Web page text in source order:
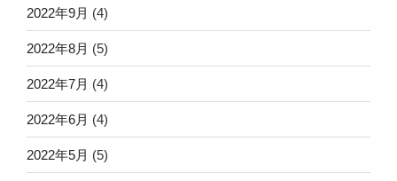
2022年9月 (4)
2022年8月 (5)
2022年7月 (4)
2022年6月 (4)
2022年5月 (5)